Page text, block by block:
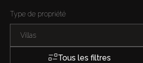
Type de propriété
Villas
Tous les filtres